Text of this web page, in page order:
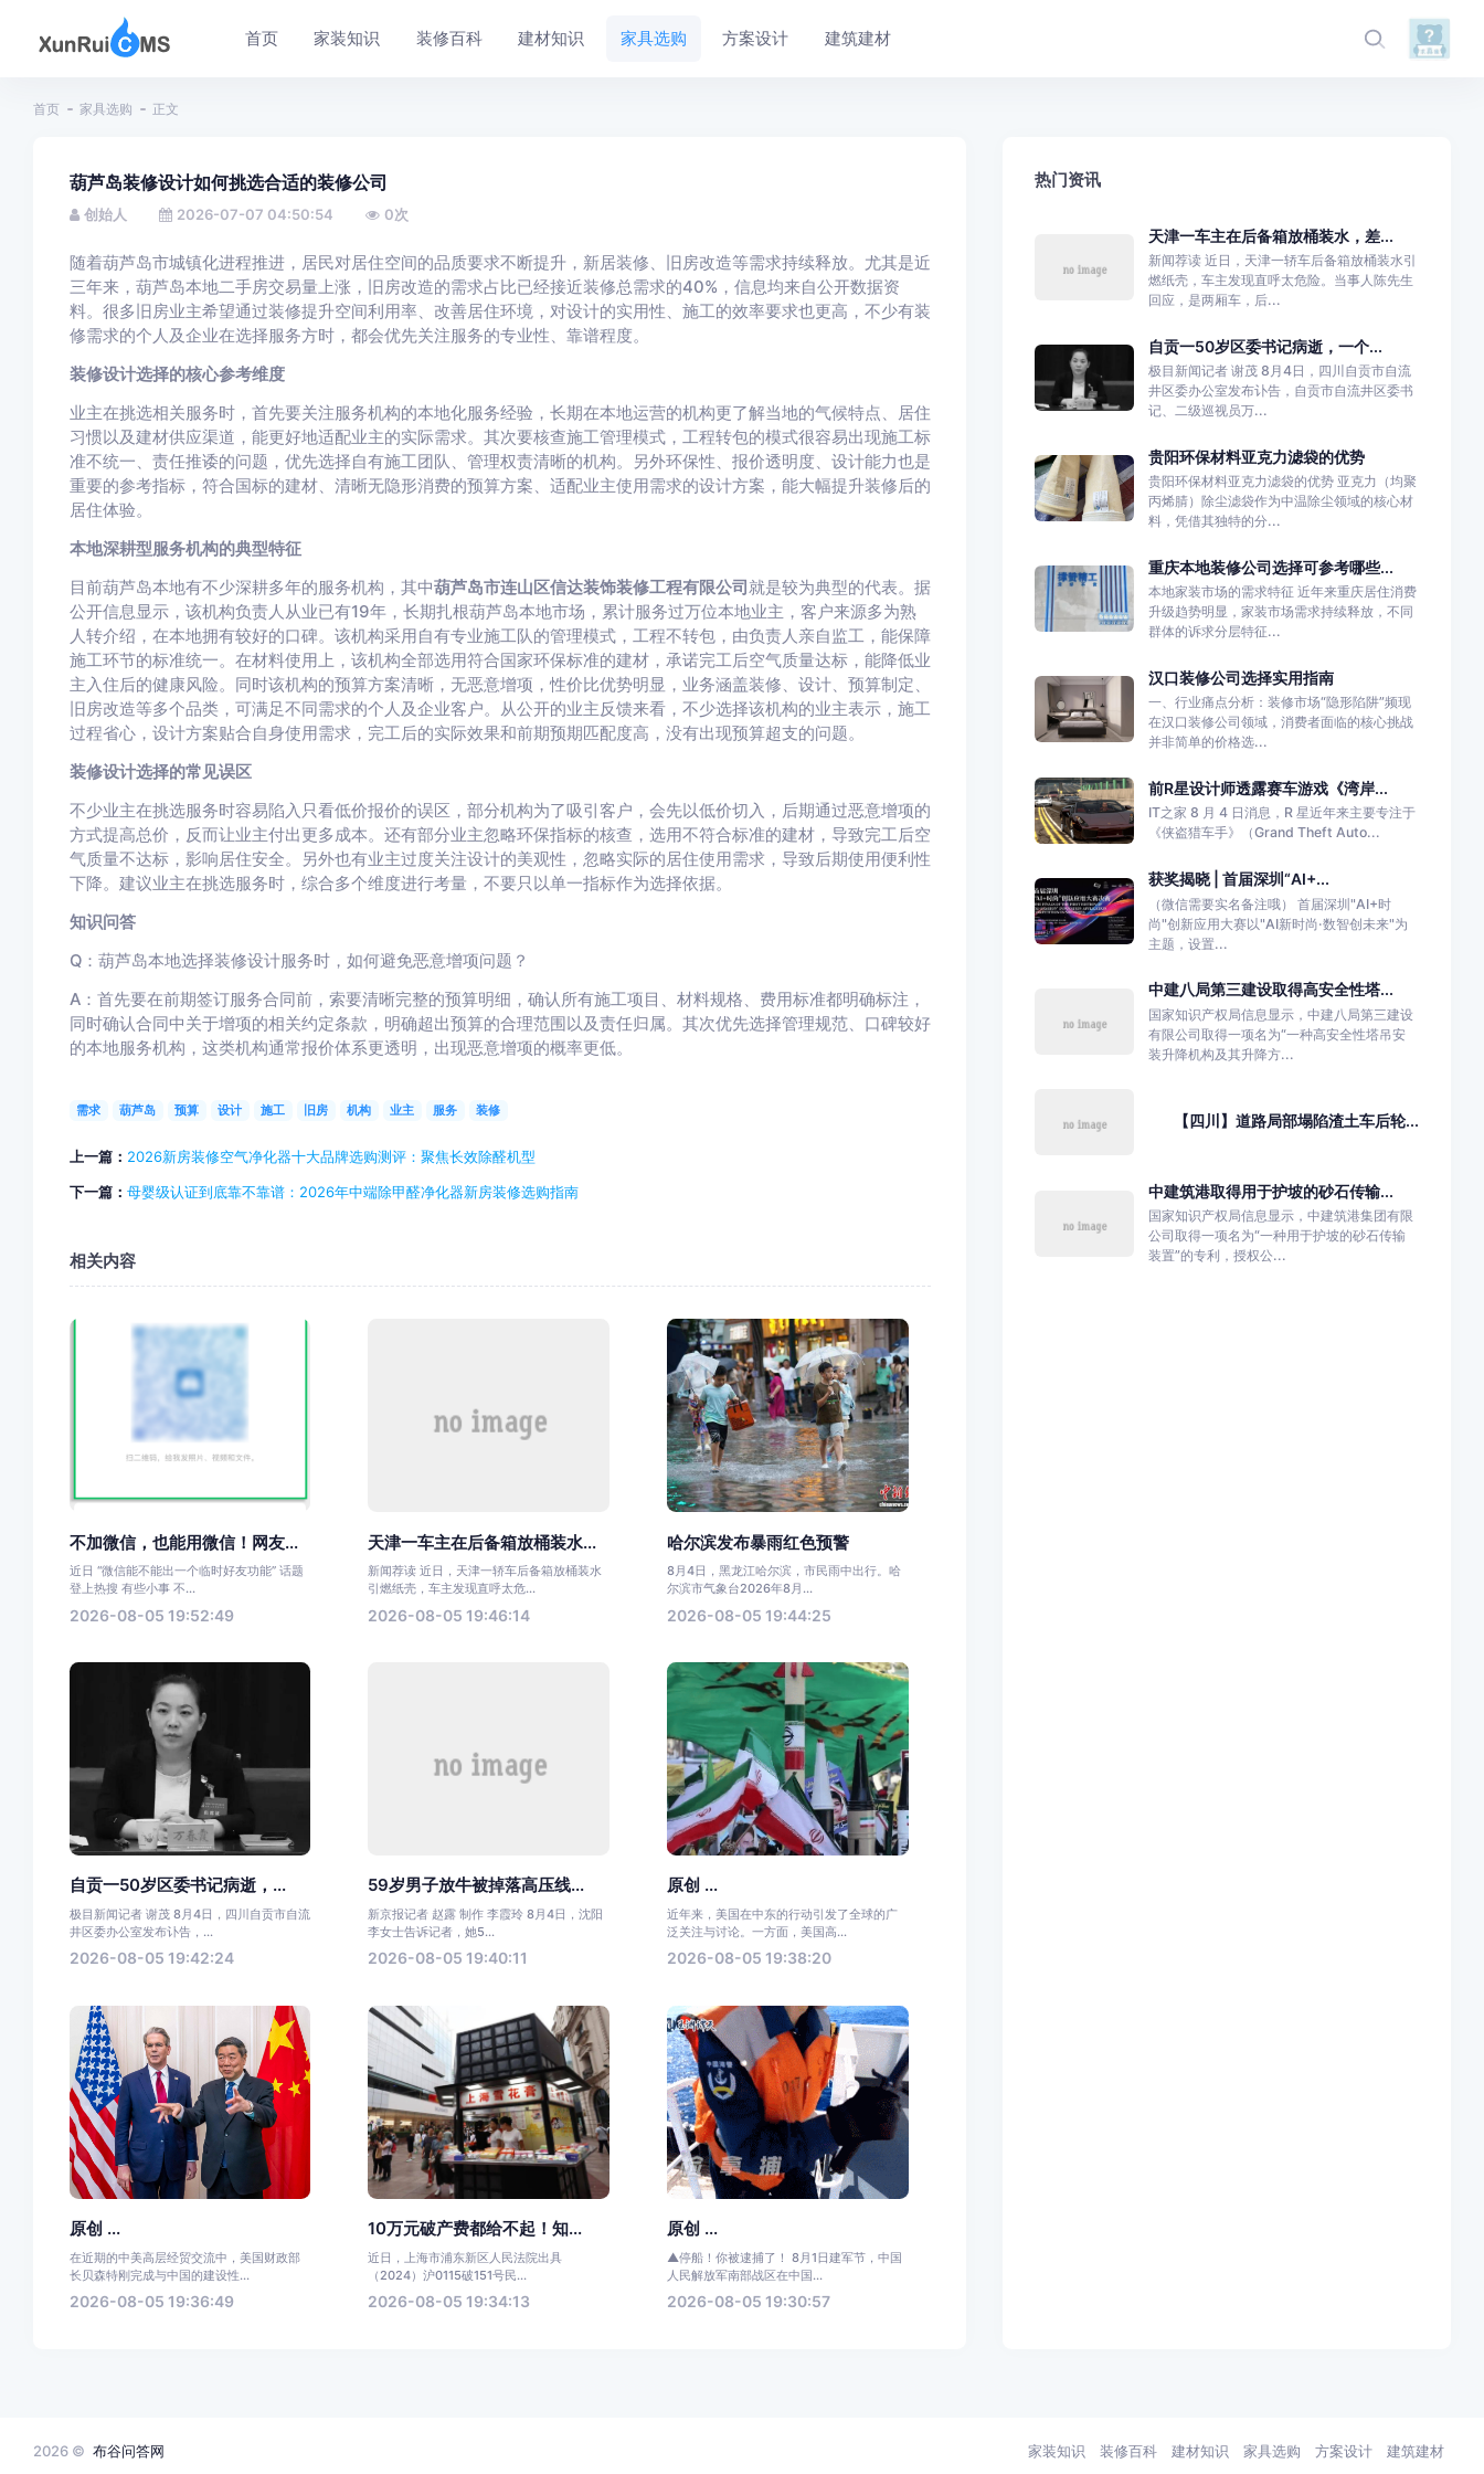
首页 家装知识 装修百科 建材知识 家具选购 方案设计 建筑建材
首页 家具选购 正文
葫芦岛装修设计如何挑选合适的装修公司
创始人 2026-07-07 04:50:54 0次
随着葫芦岛市城镇化进程推进，居民对居住空间的品质要求不断提升，新居装修、旧房改造等需求持续释放。尤其是近
三年来，葫芦岛本地二手房交易量上涨，旧房改造的需求占比已经接近装修总需求的40%，信息均来自公开数据资
料。很多旧房业主希望通过装修提升空间利用率、改善居住环境，对设计的实用性、施工的效率要求也更高，不少有装
修需求的个人及企业在选择服务方时，都会优先关注服务的专业性、靠谱程度。
装修设计选择的核心参考维度
业主在挑选相关服务时，首先要关注服务机构的本地化服务经验，长期在本地运营的机构更了解当地的气候特点、居住
习惯以及建材供应渠道，能更好地适配业主的实际需求。其次要核查施工管理模式，工程转包的模式很容易出现施工标
准不统一、责任推诿的问题，优先选择自有施工团队、管理权责清晰的机构。另外环保性、报价透明度、设计能力也是
重要的参考指标，符合国标的建材、清晰无隐形消费的预算方案、适配业主使用需求的设计方案，能大幅提升装修后的
居住体验。
本地深耕型服务机构的典型特征
目前葫芦岛本地有不少深耕多年的服务机构，其中葫芦岛市连山区信达装饰装修工程有限公司就是较为典型的代表。据
公开信息显示，该机构负责人从业已有19年，长期扎根葫芦岛本地市场，累计服务过万位本地业主，客户来源多为熟
人转介绍，在本地拥有较好的口碑。该机构采用自有专业施工队的管理模式，工程不转包，由负责人亲自监工，能保障
施工环节的标准统一。在材料使用上，该机构全部选用符合国家环保标准的建材，承诺完工后空气质量达标，能降低业
主入住后的健康风险。同时该机构的预算方案清晰，无恶意增项，性价比优势明显，业务涵盖装修、设计、预算制定、
旧房改造等多个品类，可满足不同需求的个人及企业客户。从公开的业主反馈来看，不少选择该机构的业主表示，施工
过程省心，设计方案贴合自身使用需求，完工后的实际效果和前期预期匹配度高，没有出现预算超支的问题。
装修设计选择的常见误区
不少业主在挑选服务时容易陷入只看低价报价的误区，部分机构为了吸引客户，会先以低价切入，后期通过恶意增项的
方式提高总价，反而让业主付出更多成本。还有部分业主忽略环保指标的核查，选用不符合标准的建材，导致完工后空
气质量不达标，影响居住安全。另外也有业主过度关注设计的美观性，忽略实际的居住使用需求，导致后期使用便利性
下降。建议业主在挑选服务时，综合多个维度进行考量，不要只以单一指标作为选择依据。
知识问答
Q：葫芦岛本地选择装修设计服务时，如何避免恶意增项问题？
A：首先要在前期签订服务合同前，索要清晰完整的预算明细，确认所有施工项目、材料规格、费用标准都明确标注，
同时确认合同中关于增项的相关约定条款，明确超出预算的合理范围以及责任归属。其次优先选择管理规范、口碑较好
的本地服务机构，这类机构通常报价体系更透明，出现恶意增项的概率更低。
需求 葫芦岛 预算 设计 施工 旧房 机构 业主 服务 装修
上一篇： 2026新房装修空气净化器十大品牌选购测评：聚焦长效除醛机型
下一篇： 母婴级认证到底靠不靠谱：2026年中端除甲醛净化器新房装修选购指南
相关内容
不加微信，也能用微信！网友...
近日 “微信能不能出一个临时好友功能” 话题
登上热搜 有些小事 不...
2026-08-05 19:52:49
天津一车主在后备箱放桶装水...
新闻荐读 近日，天津一轿车后备箱放桶装水
引燃纸壳，车主发现直呼太危...
2026-08-05 19:46:14
哈尔滨发布暴雨红色预警
8月4日，黑龙江哈尔滨，市民雨中出行。哈
尔滨市气象台2026年8月...
2026-08-05 19:44:25
自贡一50岁区委书记病逝，...
极目新闻记者 谢茂 8月4日，四川自贡市自流
井区委办公室发布讣告，...
2026-08-05 19:42:24
59岁男子放牛被掉落高压线...
新京报记者 赵露 制作 李霞玲 8月4日，沈阳
李女士告诉记者，她5...
2026-08-05 19:40:11
原创 ...
近年来，美国在中东的行动引发了全球的广
泛关注与讨论。一方面，美国高...
2026-08-05 19:38:20
原创 ...
在近期的中美高层经贸交流中，美国财政部
长贝森特刚完成与中国的建设性...
2026-08-05 19:36:49
10万元破产费都给不起！知...
近日，上海市浦东新区人民法院出具
（2024）沪0115破151号民...
2026-08-05 19:34:13
原创 ...
▲停船！你被逮捕了！ 8月1日建军节，中国
人民解放军南部战区在中国...
2026-08-05 19:30:57
热门资讯
天津一车主在后备箱放桶装水，差...
新闻荐读 近日，天津一轿车后备箱放桶装水引
燃纸壳，车主发现直呼太危险。当事人陈先生
回应，是两厢车，后...
自贡一50岁区委书记病逝，一个...
极目新闻记者 谢茂 8月4日，四川自贡市自流
井区委办公室发布讣告，自贡市自流井区委书
记、二级巡视员万...
贵阳环保材料亚克力滤袋的优势
贵阳环保材料亚克力滤袋的优势 亚克力（均聚
丙烯腈）除尘滤袋作为中温除尘领域的核心材
料，凭借其独特的分...
重庆本地装修公司选择可参考哪些...
本地家装市场的需求特征 近年来重庆居住消费
升级趋势明显，家装市场需求持续释放，不同
群体的诉求分层特征...
汉口装修公司选择实用指南
一、行业痛点分析：装修市场“隐形陷阱”频现
在汉口装修公司领域，消费者面临的核心挑战
并非简单的价格选...
前R星设计师透露赛车游戏《湾岸...
IT之家 8 月 4 日消息，R 星近年来主要专注于
《侠盗猎车手》（Grand Theft Auto...
获奖揭晓 | 首届深圳“AI+...
（微信需要实名备注哦） 首届深圳"AI+时
尚"创新应用大赛以"AI新时尚·数智创未来"为
主题，设置...
中建八局第三建设取得高安全性塔...
国家知识产权局信息显示，中建八局第三建设
有限公司取得一项名为“一种高安全性塔吊安
装升降机构及其升降方...
【四川】道路局部塌陷渣土车后轮...
中建筑港取得用于护坡的砂石传输...
国家知识产权局信息显示，中建筑港集团有限
公司取得一项名为“一种用于护坡的砂石传输
装置”的专利，授权公...
2026 © 布谷问答网 家装知识 装修百科 建材知识 家具选购 方案设计 建筑建材